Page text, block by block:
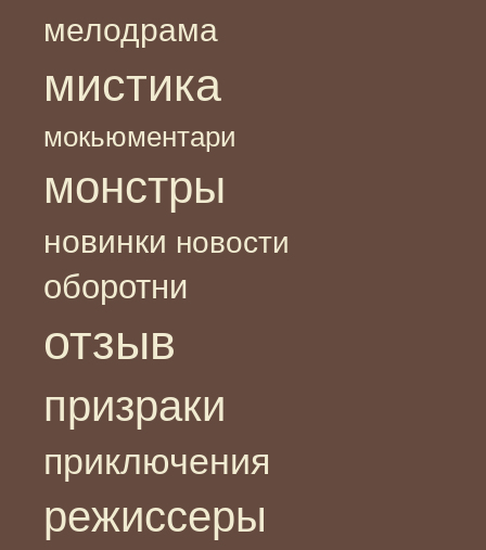
мелодрама
мистика
мокьюментари
монстры
новинки новости
оборотни
отзыв
призраки
приключения
режиссеры